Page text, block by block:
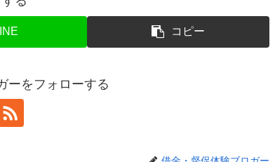
コピー
ーをフォローする